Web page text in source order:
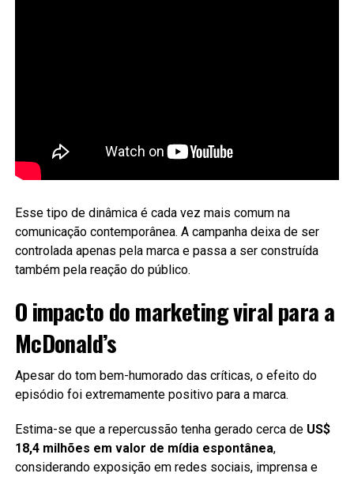
Esse tipo de dinâmica é cada vez mais comum na
comunicação contemporânea. A campanha deixa de ser
controlada apenas pela marca e passa a ser construída
também pela reação do público.
O impacto do marketing viral para a
McDonald’s
Apesar do tom bem-humorado das críticas, o efeito do
episódio foi extremamente positivo para a marca.
Estima-se que a repercussão tenha gerado cerca de US$
18,4 milhões em valor de mídia espontânea,
considerando exposição em redes sociais, imprensa e